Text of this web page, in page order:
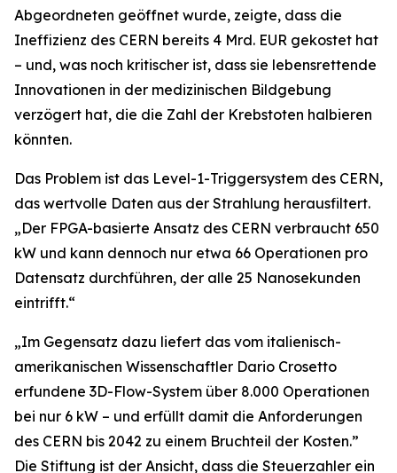
Abgeordneten geöffnet wurde, zeigte, dass die
Ineffizienz des CERN bereits 4 Mrd. EUR gekostet hat
– und, was noch kritischer ist, dass sie lebensrettende
Innovationen in der medizinischen Bildgebung
verzögert hat, die die Zahl der Krebstoten halbieren
könnten.
Das Problem ist das Level-1-Triggersystem des CERN,
das wertvolle Daten aus der Strahlung herausfiltert.
„Der FPGA-basierte Ansatz des CERN verbraucht 650
kW und kann dennoch nur etwa 66 Operationen pro
Datensatz durchführen, der alle 25 Nanosekunden
eintrifft.“
„Im Gegensatz dazu liefert das vom italienisch-
amerikanischen Wissenschaftler Dario Crosetto
erfundene 3D-Flow-System über 8.000 Operationen
bei nur 6 kW – und erfüllt damit die Anforderungen
des CERN bis 2042 zu einem Bruchteil der Kosten.”
Die Stiftung ist der Ansicht, dass die Steuerzahler ein